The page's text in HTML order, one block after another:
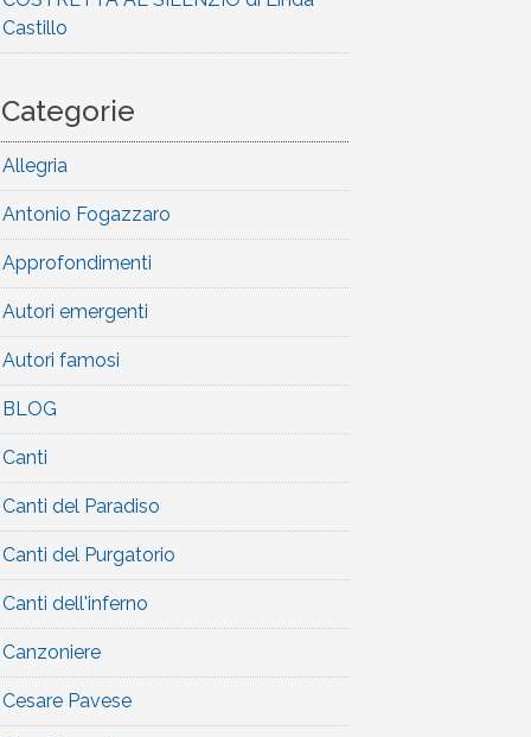
Castillo
Categorie
Allegria
Antonio Fogazzaro
Approfondimenti
Autori emergenti
Autori famosi
BLOG
Canti
Canti del Paradiso
Canti del Purgatorio
Canti dell'inferno
Canzoniere
Cesare Pavese